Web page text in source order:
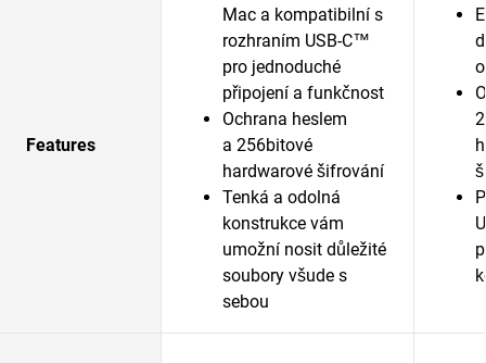
Features
Mac a kompatibilní s
rozhraním USB-C™
pro jednoduché
připojení a funkčnost
Ochrana heslem
a 256bitové
hardwarové šifrování
Tenká a odolná
konstrukce vám
umožní nosit důležité
soubory všude s
sebou